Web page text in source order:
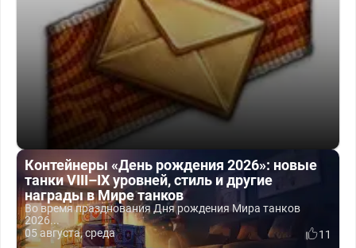
Контейнеры «День рождения 2026»: новые
танки VIII–IX уровней, стиль и другие
награды в Мире танков
Во время празднования Дня рождения Мира танков
2026...
05 августа, среда
11